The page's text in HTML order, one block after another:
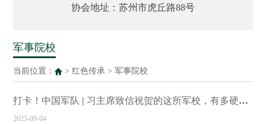
协会地址：苏州市虎丘路88号
军事院校
当前位置： >红色传承 >军事院校
打卡！中国军队 | 习主席致信祝贺的这所军校，有多硬核？
2023-09-04